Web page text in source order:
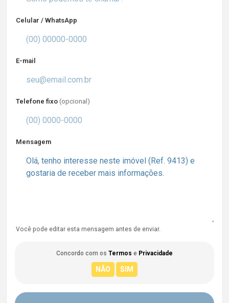
Celular / WhatsApp
E-mail
Telefone fixo (opcional)
Mensagem
Você pode editar esta mensagem antes de enviar.
Concordo com os Termos e Privacidade